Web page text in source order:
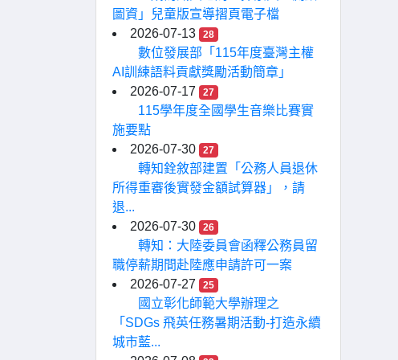
圖資」兒童版宣導摺頁電子檔
2026-07-13
28
數位發展部「115年度臺灣主權
AI訓練語料貢獻獎勵活動簡章」
2026-07-17
27
115學年度全國學生音樂比賽實
施要點
2026-07-30
27
轉知銓敘部建置「公務人員退休
所得重審後實發金額試算器」，請
退...
2026-07-30
26
轉知：大陸委員會函釋公務員留
職停薪期間赴陸應申請許可一案
2026-07-27
25
國立彰化師範大學辦理之
「SDGs 飛英任務暑期活動-打造永續
城市藍...